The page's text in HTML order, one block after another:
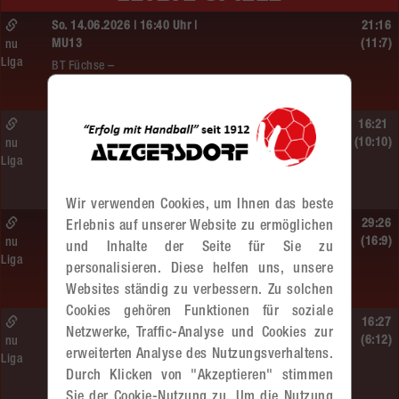
So. 14.06.2026 | 16:40 Uhr |
MU13
BT Füchse –
nu
Liga
21:16
(11:7)
So. 14.06.2026 | 14:30 Uhr |
ÖMS WU12 Finale
nu
Liga
16:21
(10:10)
So. 14.06.2026 | 13:20 Uhr |
MU13
Sportunion DIE FALKEN St. Pölten –
MADx WAT Atzgersdorf
nu
Liga
29:26
(16:9)
So. 14.06.2026 | 11:20 Uhr |
MADx WAT Atzgersdorf –
roomz JAGS Devils
nu
Liga
16:27
(6:12)
Wir verwenden Cookies, um Ihnen das beste
Erlebnis auf unserer Website zu ermöglichen
und Inhalte der Seite für Sie zu
personalisieren. Diese helfen uns, unsere
Websites ständig zu verbessern. Zu solchen
Cookies gehören Funktionen für soziale
Netzwerke, Traffic-Analyse und Cookies zur
erweiterten Analyse des Nutzungsverhaltens.
Durch Klicken von "Akzeptieren" stimmen